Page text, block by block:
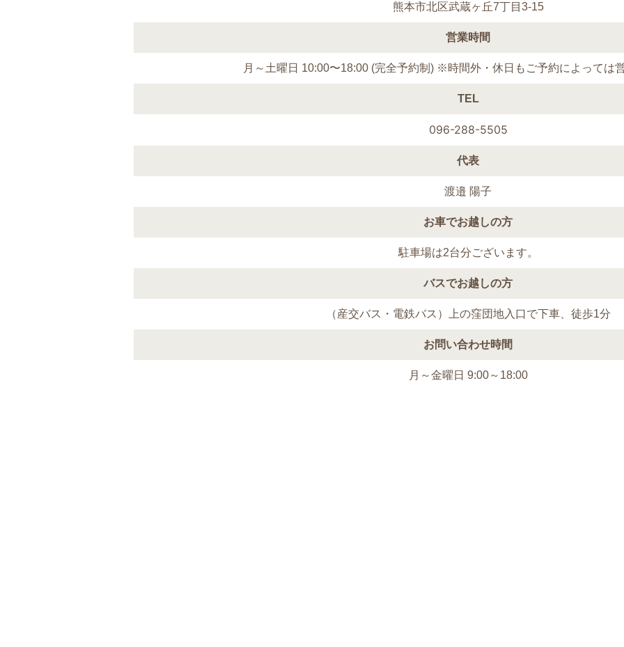
熊本市北区武蔵ヶ丘7丁目3-15
営業時間
月～土曜日 10:00〜18:00 (完全予約制) ※時間外・休日もご予約によっては
TEL
096-288-5505
代表
渡邉 陽子
お車でお越しの方
駐車場は2台分ございます。
バスでお越しの方
（産交バス・電鉄バス）上の窪団地入口で下車、徒歩1分
お問い合わせ時間
月～金曜日 9:00～18:00